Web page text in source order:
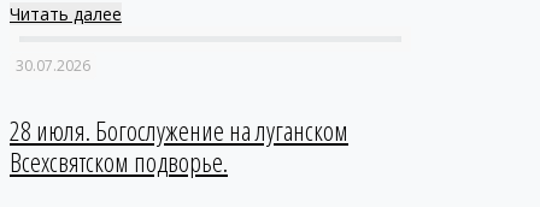
Читать далее
30.07.2026
28 июля. Богослужение на луганском
Всехсвятском подворье.